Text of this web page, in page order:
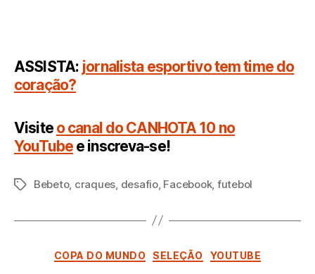
ASSISTA: jornalista esportivo tem time do
coração?
Visite o canal do CANHOTA 10 no
YouTubee inscreva-se!
TagsBebeto, craques, desafio, Facebook, futebol
Categorias
COPA DO MUNDO SELEÇÃO YOUTUBE